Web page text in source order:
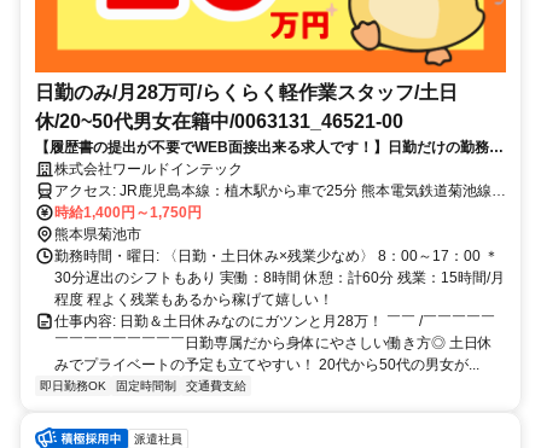
日勤のみ/月28万可/らくらく軽作業スタッフ/土日
休/20~50代男女在籍中/0063131_46521-00
【履歴書の提出が不要でWEB面接出来る求人です！】日勤だけの勤務だ
から働きやすさ抜群！土日休みでオフ充実◎驚きの昼食代が無料のレア
求人◎
株式会社ワールドインテック
アクセス: JR鹿児島本線：植木駅から車で25分 熊本電気鉄道菊池線：
御代志駅から車で15分 ＊車・バイク通勤OK ＊無料送迎あり ＊交通
費規定支給 ＼こんなエリアから通勤している先輩も／ 菊池市・山鹿
市・合志市・熊本市北区 玉名市・玉名郡玉東町・玉名郡長洲町 菊池
郡大津町・菊池郡菊陽町 お車での通勤がおすすめです◎
時給1,400円～1,750円
熊本県菊池市
勤務時間・曜日: 〈日勤・土日休み×残業少なめ〉 8：00～17：00 ＊
30分遅出のシフトもあり 実働：8時間 休憩：計60分 残業：15時間/月
程度 程よく残業もあるから稼げて嬉しい！
仕事内容: 日勤＆土日休みなのにガツンと月28万！ ￣￣ /￣￣￣￣￣
￣￣￣￣￣￣￣￣￣ ​日勤専属だから身体にやさしい働き方◎ 土日休
みでプライベートの予定も立てやすい！ 20代から50代の男女が...
即日勤務OK 固定時間制 交通費支給
派遣社員